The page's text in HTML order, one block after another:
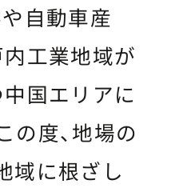
自動車産
工業地域が
国エリアに
の度、地場の
域に根ざし